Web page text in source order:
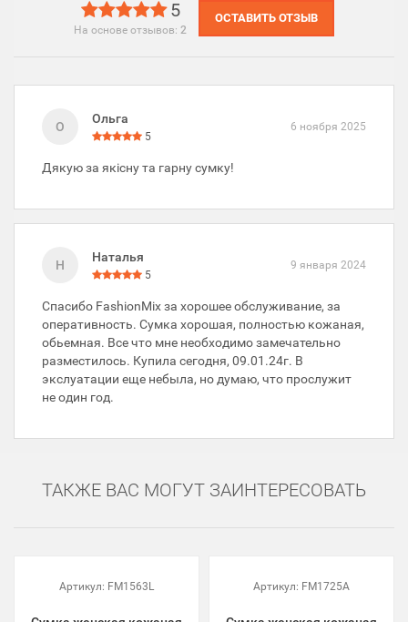
5
На основе отзывов: 2
ОСТАВИТЬ ОТЗЫВ
О
Ольга
5
6 ноября 2025
Дякую за якісну та гарну сумку!
Н
Наталья
5
9 января 2024
Спасибо FashionMix за хорошее обслуживание, за
оперативность. Сумка хорошая, полностью кожаная,
обьемная. Все что мне необходимо замечательно
разместилось. Купила сегодня, 09.01.24г. В
экслуатации еще небыла, но думаю, что прослужит
не один год.
ТАКЖЕ ВАС МОГУТ ЗАИНТЕРЕСОВАТЬ
Артикул: FM1563L Артикул: FM1725A